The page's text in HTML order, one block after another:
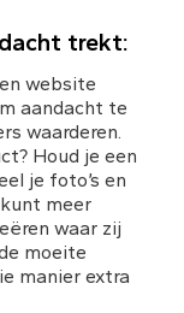
trekt:
website
aandacht te
waarderen.
Houd je een
je foto’s en
kunt meer
waar zij
moeite
manier extra